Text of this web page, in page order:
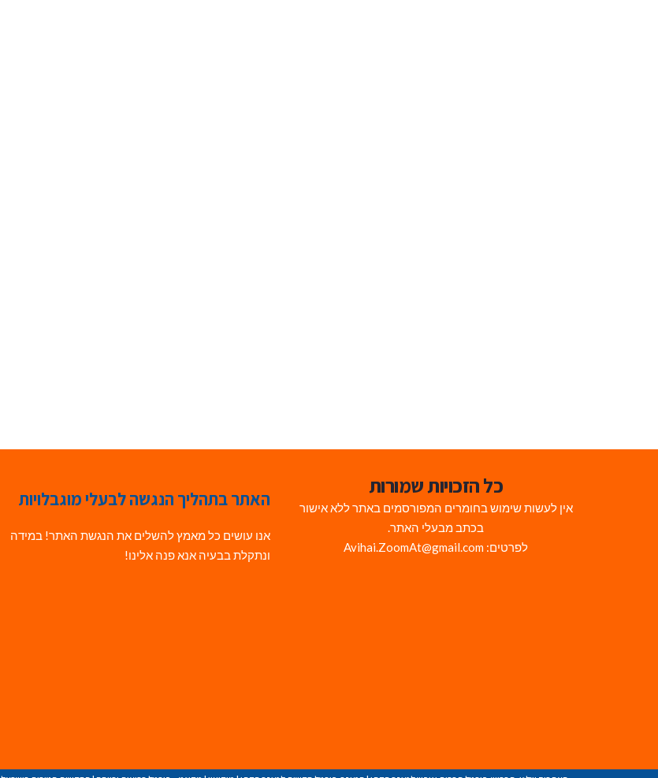
כל הזכויות שמורות
אין לעשות שימוש בחומרים המפורסמים באתר ללא אישור
בכתב מבעלי האתר.
לפרטים: Avihai.ZoomAt@gmail.com
האתר בתהליך הנגשה לבעלי מוגבלויות
אנו עושים כל מאמץ להשלים את הנגשת האתר! במידה
ונתקלת בבעיה אנא פנה אלינו!